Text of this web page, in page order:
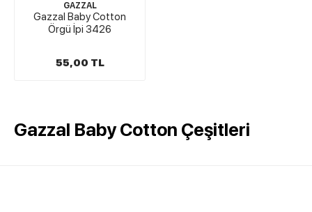
GAZZAL
Gazzal Baby Cotton
Örgü İpi 3426
55,00 TL
Gazzal Baby Cotton Çeşitleri